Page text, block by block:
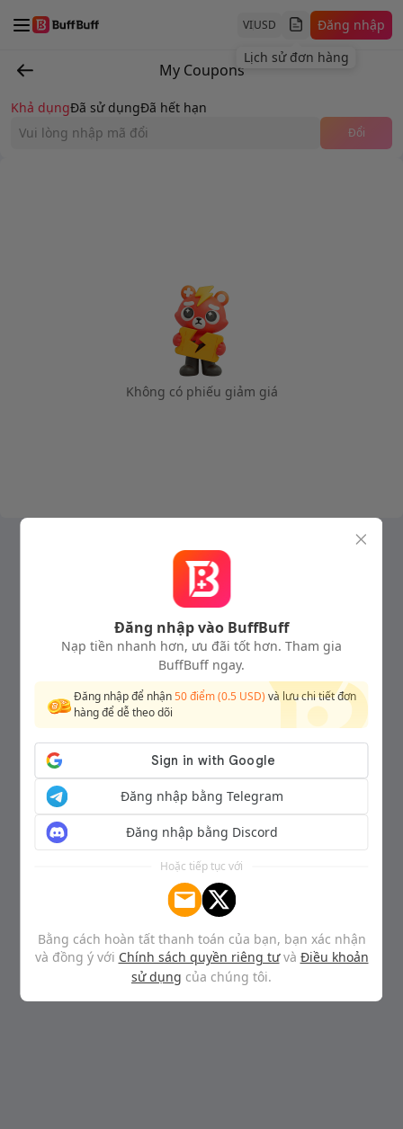
VIUSD
Lịch sử đơn hàng
Đăng nhập
My Coupons
Khả dụngĐã sử dụngĐã hết hạn
Đổi
Không có phiếu giảm giá
Đăng nhập vào BuffBuff
Nạp tiền nhanh hơn, ưu đãi tốt hơn. Tham gia
BuffBuff ngay.
Đăng nhập để nhận50điểm (0.5 USD) và lưu chi tiết đơn
hàng để dễ theo dõi
Đăng nhập bằng Telegram
Đăng nhập bằng Discord
Hoặc tiếp tục với
Bằng cách hoàn tất thanh toán của bạn, bạn xác nhận
và đồng ý với Chính sách quyền riêng tưvà Điều khoản
sử dụng của chúng tôi.